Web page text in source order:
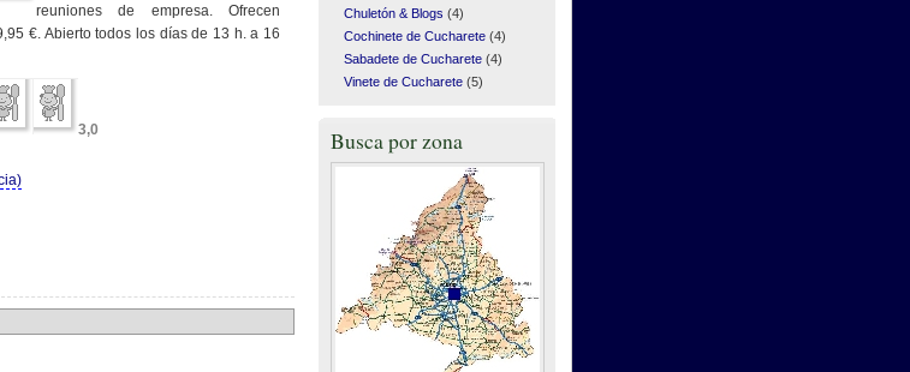
reuniones de empresa. Ofrecen
€. Abierto todos los días de 13 h. a 16
3,0
Chuletón & Blogs (4)
Cochinete de Cucharete(4)
Sabadete de Cucharete(4)
Vinete de Cucharete(5)
Busca por zona